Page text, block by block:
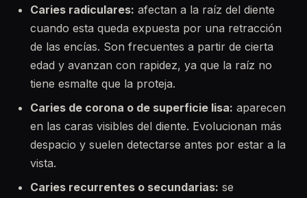
Caries radiculares: afectan a la raíz del diente
cuando esta queda expuesta por una retracción
de las encías. Son frecuentes a partir de cierta
edad y avanzan con rapidez, ya que la raíz no
tiene esmalte que la proteja.
Caries de corona o de superficie lisa: aparecen
en las caras visibles del diente. Evolucionan más
despacio y suelen detectarse antes por estar a la
vista.
Caries recurrentes o secundarias: se